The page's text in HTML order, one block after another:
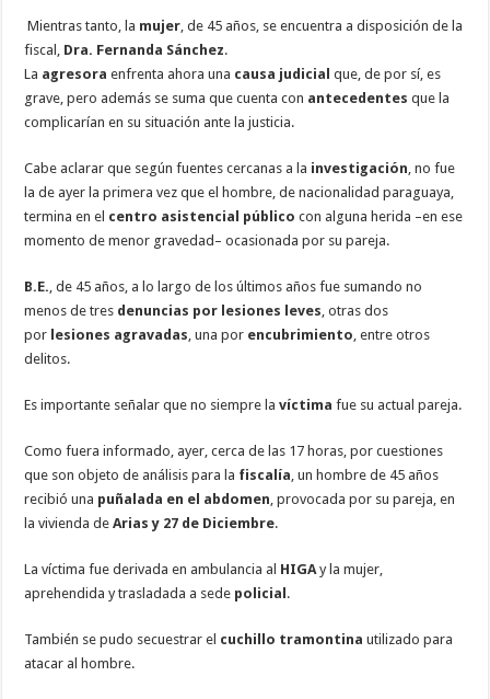
Mientras tanto, la mujer, de 45 años, se encuentra a disposición de la
fiscal, Dra. Fernanda Sánchez.
La agresora enfrenta ahora una causa judicial que, de por sí, es
grave, pero además se suma que cuenta con antecedentes que la
complicarían en su situación ante la justicia.
Cabe aclarar que según fuentes cercanas a la investigación, no fue
la de ayer la primera vez que el hombre, de nacionalidad paraguaya,
termina en el centro asistencial público con alguna herida –en ese
momento de menor gravedad– ocasionada por su pareja.
B.E., de 45 años, a lo largo de los últimos años fue sumando no
menos de tres denuncias por lesiones leves, otras dos
por lesiones agravadas, una por encubrimiento, entre otros
delitos.
Es importante señalar que no siempre lavíctima fue su actual pareja.
Como fuera informado, ayer, cerca de las 17 horas, por cuestiones
que son objeto de análisis para la fiscalía, un hombre de 45 años
recibió una puñalada en el abdomen, provocada por su pareja, en
la vivienda deArias y 27 de Diciembre.
La víctima fue derivada en ambulancia al HIGAy la mujer,
aprehendida y trasladada a sede policial .
También se pudo secuestrar el cuchillo tramontina utilizado para
atacar al hombre.